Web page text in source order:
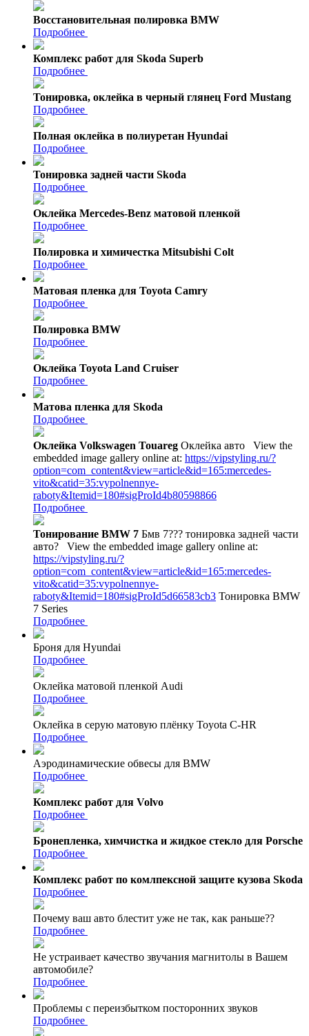
Восстановительная полировка BMW
Подробнее
Комплекс работ для Skoda Superb
Подробнее
Тонировка, оклейка в черный глянец Ford Mustang
Подробнее
Полная оклейка в полиуретан Hyundai
Подробнее
Тонировка задней части Skoda
Подробнее
Оклейка Mercedes-Benz матовой пленкой
Подробнее
Полировка и химичестка Mitsubishi Colt
Подробнее
Матовая пленка для Toyota Camry
Подробнее
Полировка BMW
Подробнее
Оклейка Toyota Land Cruiser
Подробнее
Матова пленка для Skoda
Подробнее
Оклейка Volkswagen Touareg Оклейка авто
View the
embedded image gallery online at: https://vipstyling.ru/?
option=com_content&view=article&id=165:mercedes-
vito&catid=35:vypolnennye-
raboty&Itemid=180#sigProId4b80598866
Подробнее
Тонирование BMW 7 Бмв 7??? тонировка задней части
авто?
View the embedded image gallery online at:
https://vipstyling.ru/?
option=com_content&view=article&id=165:mercedes-
vito&catid=35:vypolnennye-
raboty&Itemid=180#sigProId5d66583cb3 Тонировка BMW
7 Series
Подробнее
Броня для Hyundai
Подробнее
Оклейка матовой пленкой Audi
Подробнее
Оклейка в серую матовую плёнку Toyota C-HR
Подробнее
Аэродинамические обвесы для BMW
Подробнее
Комплекс работ для Volvo
Подробнее
Бронепленка, химчистка и жидкое стекло для Porsche
Подробнее
Комплекс работ по комлпексной защите кузова Skoda
Подробнее
Почему ваш авто блестит уже не так, как раньше??
Подробнее
Не устраивает качество звучания магнитолы в Вашем
автомобиле?
Подробнее
Проблемы с переизбытком посторонних звуков
Подробнее